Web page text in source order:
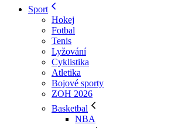
Sport
Hokej
Fotbal
Tenis
Lyžování
Cyklistika
Atletika
Bojové sporty
ZOH 2026
Basketbal
NBA